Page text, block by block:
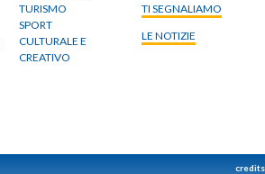
TURISMO
SPORT
CULTURALE E
CREATIVO
TI SEGNALIAMO
LE NOTIZIE
credits